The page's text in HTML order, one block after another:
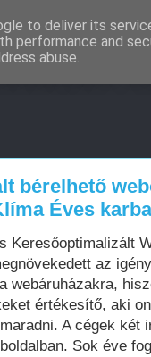
bérelhető
Éves
Keresőoptimalizált
az
webáruházakra,
értékesítő, aki
A cégek két
Sok éve
to deliver its
performance and
abuse.